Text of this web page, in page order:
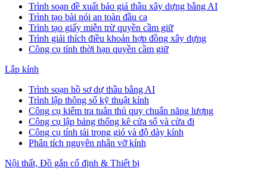
Trình soạn đề xuất báo giá thầu xây dựng bằng AI
Trình tạo bài nói an toàn đầu ca
Trình tạo giấy miễn trừ quyền cầm giữ
Trình giải thích điều khoản hợp đồng xây dựng
Công cụ tính thời hạn quyền cầm giữ
Lắp kính
Trình soạn hồ sơ dự thầu bằng AI
Trình lập thông số kỹ thuật kính
Công cụ kiểm tra tuân thủ quy chuẩn năng lượng
Công cụ lập bảng thống kê cửa sổ và cửa đi
Công cụ tính tải trọng gió và độ dày kính
Phân tích nguyên nhân vỡ kính
Nội thất, Đồ gắn cố định & Thiết bị